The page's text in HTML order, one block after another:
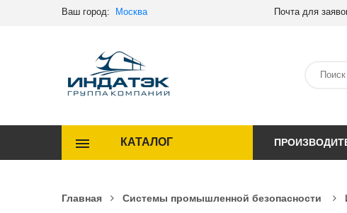
Ваш город: Москва Почта для
КАТАЛОГ
Главная Системы промышленной безопасности